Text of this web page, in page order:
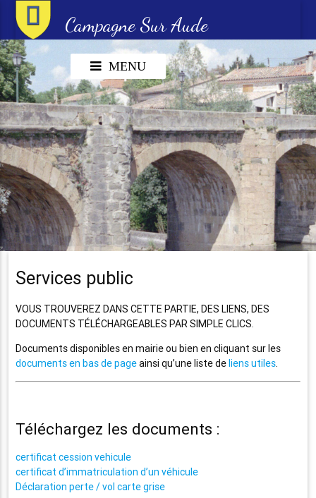
Campagne Sur Aude
MENU
Services public
VOUS TROUVEREZ DANS CETTE PARTIE, DES LIENS, DES
DOCUMENTS TÉLÉCHARGEABLES PAR SIMPLE CLICS.
Documents disponibles en mairie ou bien en cliquant sur les
documents en bas de pageainsi qu’une liste deliens utiles.
Téléchargez les documents :
certificat cession vehicule
certificat d’immatriculation d’un véhicule
Déclaration perte / vol carte grise